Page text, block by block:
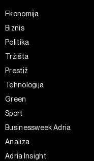
Ekonomija
Biznis
Politika
Tržišta
Prestiž
Tehnologija
Green
Sport
Businessweek Adria
Analiza
Adria Insight